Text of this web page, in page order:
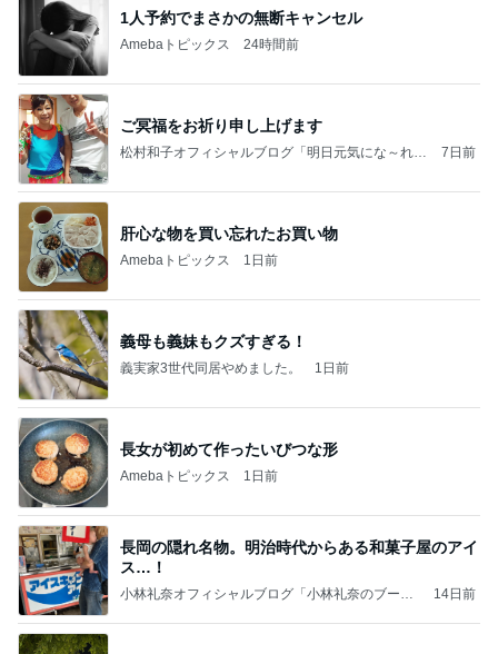
1人予約でまさかの無断キャンセル
Amebaトピックス 24時間前
ご冥福をお祈り申し上げます
松村和子オフィシャルブログ「明日元気にな～れ」
7日前
肝心な物を買い忘れたお買い物
Amebaトピックス 1日前
義母も義妹もクズすぎる！
義実家3世代同居やめました。 1日前
長女が初めて作ったいびつな形
Amebaトピックス 1日前
長岡の隠れ名物。明治時代からある和菓子屋のアイ
ス…！
小林礼奈オフィシャルブログ「小林礼奈のブーブ
14日前